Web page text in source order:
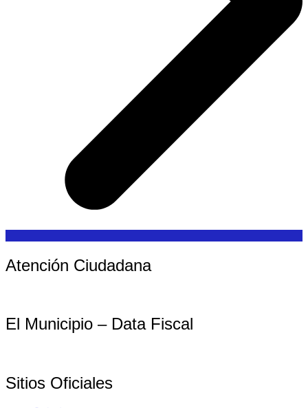
Atención Ciudadana
El Municipio – Data Fiscal
Sitios Oficiales